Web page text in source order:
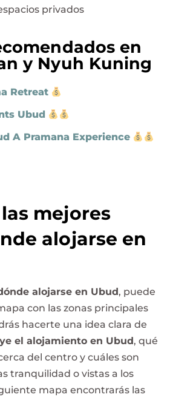
privados
en
y Nyuh Kuning
Retreat
Ubud
A Pramana Experience
mejores
alojarse en
alojarse en Ubud , puede
con las zonas principales
hacerte una idea clara de
el alojamiento en Ubud , qué
del centro y cuáles son
tranquilidad o vistas a los
mapa encontrarás las